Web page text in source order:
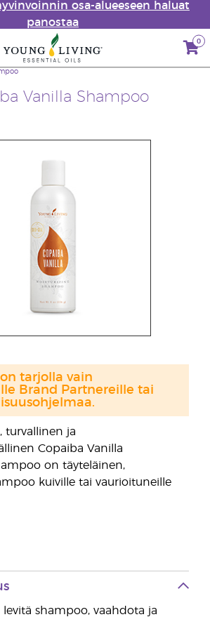
osa-alueeseen haluat
panostaa
0
Vanilla Shampoo
turvallinen ja
Copaiba Vanilla
on täyteläinen,
kuiville tai vaurioituneille
tarjolla vain
Brand Partnereille tai
levitä shampoo, vaahdota ja